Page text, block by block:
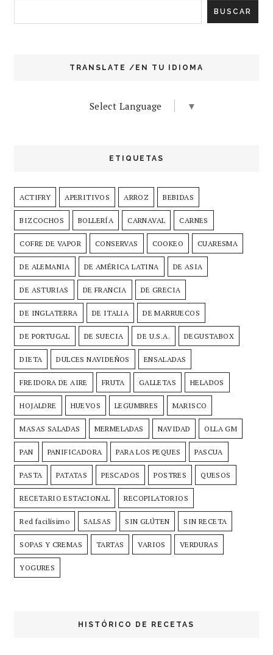
TRANSLATE /EN TU IDIOMA
Select Language ▼
ETIQUETAS
ACTIFRY APERITIVOS ARROZ BEBIDAS
BIZCOCHOS BOLLERÍA CARNAVAL CARNES
COFRE DE VAPOR CONSERVAS COOKEO CUARESMA
DE ALEMANIA DE AMÉRICA LATINA DE ASIA
DE ASTURIAS DE FRANCIA DE GRECIA
DE INGLATERRA DE ITALIA DE MARRUECOS
DE PORTUGAL DE SUECIA DE U.S.A. DEGUSTABOX
DIETA DULCES NAVIDEÑOS ENSALADAS
FREIDORA DE AIRE FRUTA GALLETAS HELADOS
HOJALDRE HUEVOS LEGUMBRES MARISCO
MASAS SALADAS MERMELADAS NAVIDAD OLLA GM
PAN PANIFICADORA PARA LOS PEQUES PASCUA
PASTA PATATAS PESCADOS POSTRES QUESOS
RECETARIO ESTACIONAL RECOPILATORIOS
Red facilísimo SALSAS SIN GLÚTEN SIN RECETA
SOPAS Y CREMAS TARTAS VARIOS VERDURAS
YOGURES
HISTÓRICO DE RECETAS